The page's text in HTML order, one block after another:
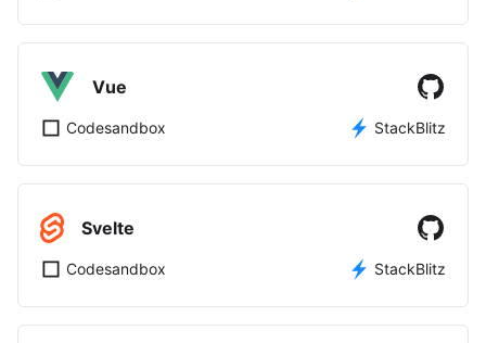
Vue
Codesandbox StackBlitz
Svelte
Codesandbox StackBlitz